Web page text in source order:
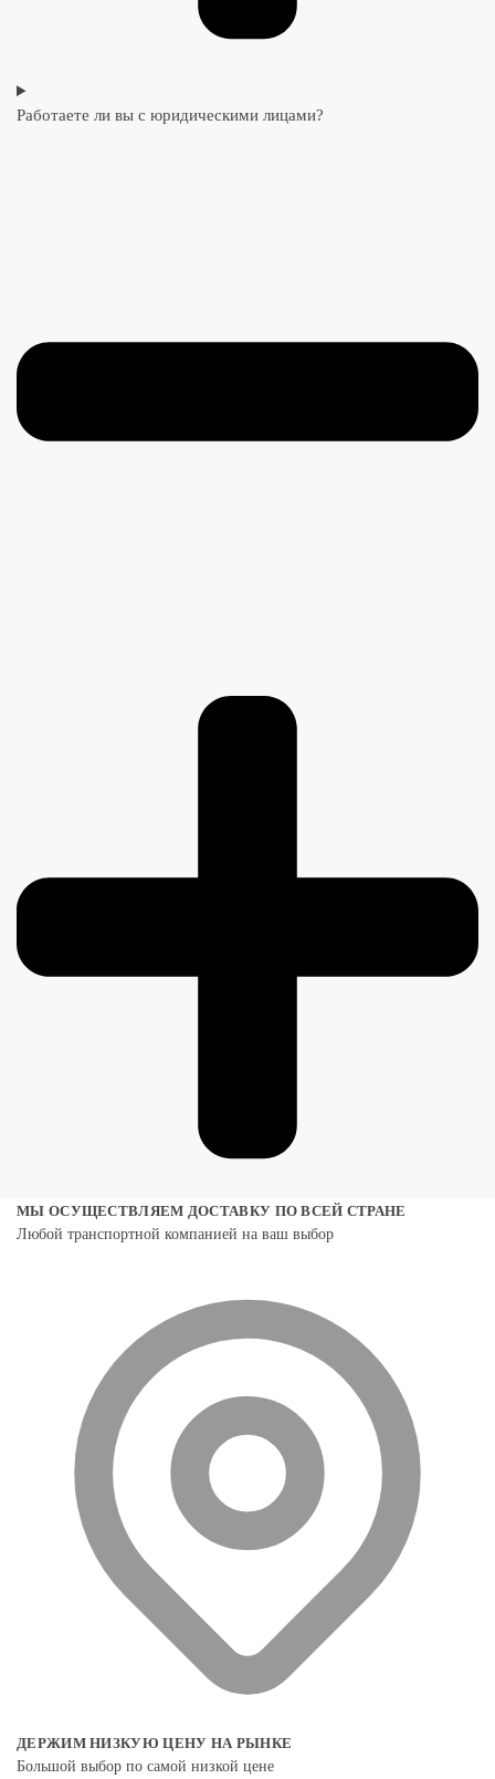
Работаете ли вы с юридическими лицами?
МЫ ОСУЩЕСТВЛЯЕМ ДОСТАВКУ ПО ВСЕЙ СТРАНЕ
Любой транспортной компанией на ваш выбор
ДЕРЖИМ НИЗКУЮ ЦЕНУ НА РЫНКЕ
Большой выбор по самой низкой цене